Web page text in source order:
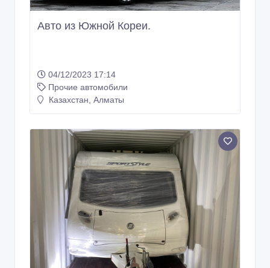
Авто из Южной Кореи.
04/12/2023 17:14
Прочие автомобили
Казахстан, Алматы